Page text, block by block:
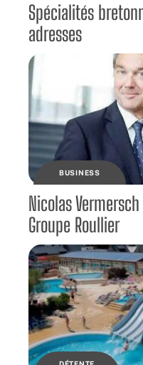
Spécialités
adresses
BUSINESS
Nicolas
Groupe Roullier